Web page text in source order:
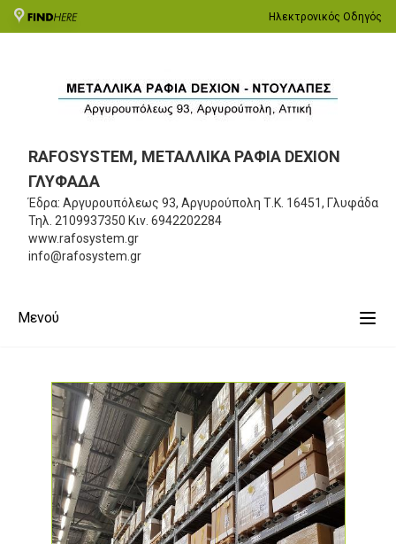
Ηλεκτρονικός Οδηγός
RAFOSYSTEM, ΜΕΤΑΛΛΙΚΑ ΡΑΦΙΑ DEXION
ΓΛΥΦΑΔΑ
Έδρα: Αργυρουπόλεως 93, Αργυρούπολη Τ.Κ. 16451, Γλυφάδα
Τηλ. 2109937350 Κιν. 6942202284
www.rafosystem.gr
info@rafosystem.gr
Μενού